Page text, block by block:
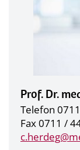
Prof. Dr.
Telefon
Fax 0711 /
c.herdeg@